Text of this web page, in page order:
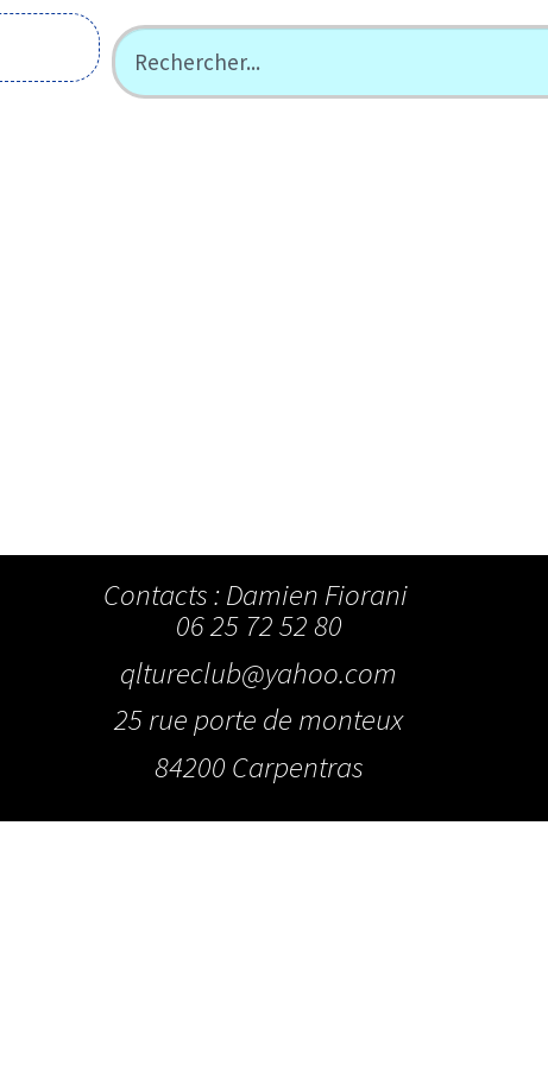
Contacts : Damien Fiorani
06 25 72 52 80
qltureclub@yahoo.com
25 rue porte de monteux
84200 Carpentras